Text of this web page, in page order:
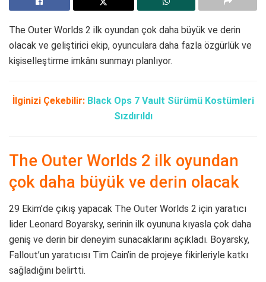
The Outer Worlds 2 ilk oyundan çok daha büyük ve derin
olacak ve geliştirici ekip, oyunculara daha fazla özgürlük ve
kişiselleştirme imkânı sunmayı planlıyor.
İlginizi Çekebilir: Black Ops 7 Vault Sürümü Kostümleri
Sızdırıldı
The Outer Worlds 2 ilk oyundan
çok daha büyük ve derin olacak
29 Ekim’de çıkış yapacak The Outer Worlds 2 için yaratıcı
lider Leonard Boyarsky, serinin ilk oyununa kıyasla çok daha
geniş ve derin bir deneyim sunacaklarını açıkladı. Boyarsky,
Fallout’un yaratıcısı Tim Cain’in de projeye fikirleriyle katkı
sağladığını belirtti.